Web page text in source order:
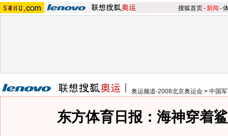
搜狐首页-新闻 -
奥运频道-2008北京奥运会 > 中国
东方体育日报：海神穿着